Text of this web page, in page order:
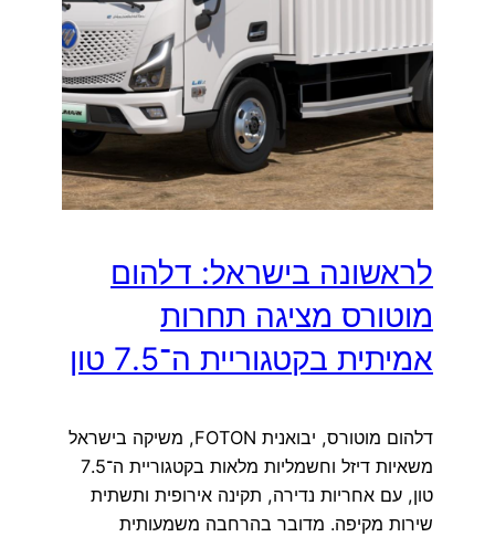
לראשונה בישראל: דלהום
מוטורס מציגה תחרות
אמיתית בקטגוריית ה־7.5 טון
דלהום מוטורס, יבואנית FOTON, משיקה בישראל
משאיות דיזל וחשמליות מלאות בקטגוריית ה־7.5
טון, עם אחריות נדירה, תקינה אירופית ותשתית
שירות מקיפה. מדובר בהרחבה משמעותית